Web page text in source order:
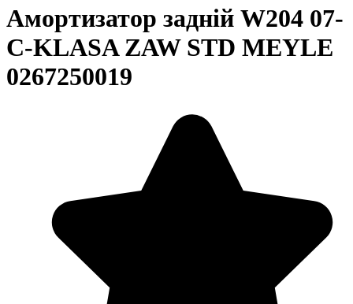
Амортизатор задній W204 07-
C-KLASA ZAW STD MEYLE
0267250019